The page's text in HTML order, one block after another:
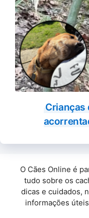
Crianças
O Cães Online é
tudo sobre os
dicas e cuidados,
informações